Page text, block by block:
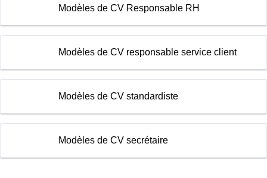
Modèles de CV Responsable RH
Modèles de CV responsable service client
Modèles de CV standardiste
Modèles de CV secrétaire